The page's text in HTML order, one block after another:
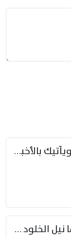
ستبدي لك الأيام ما كنت جاهلا … ويأتيك بالأخبار من لم تزوّد
فصبرا في مجال الموت صبرا … فما نيل الخلود بمستطاع